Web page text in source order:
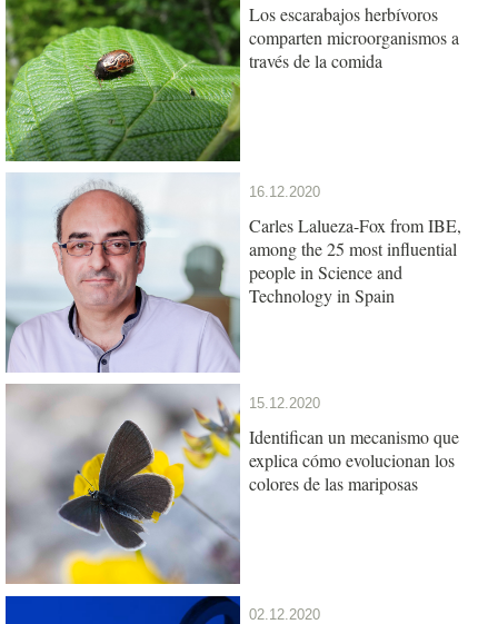
Los escarabajos herbívoros
comparten microorganismos a
través de la comida
16.12.2020
Carles Lalueza-Fox from IBE,
among the 25 most influential
people in Science and
Technology in Spain
15.12.2020
Identifican un mecanismo que
explica cómo evolucionan los
colores de las mariposas
02.12.2020